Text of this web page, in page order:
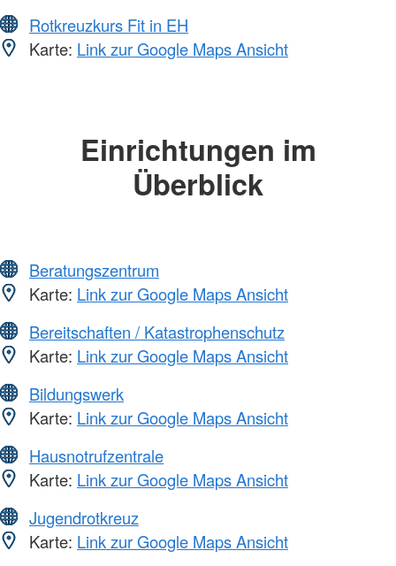
Rotkreuzkurs Fit in EH
Karte: Link zur Google Maps Ansicht
Einrichtungen im
Überblick
Beratungszentrum
Karte: Link zur Google Maps Ansicht
Bereitschaften / Katastrophenschutz
Karte: Link zur Google Maps Ansicht
Bildungswerk
Karte: Link zur Google Maps Ansicht
Hausnotrufzentrale
Karte: Link zur Google Maps Ansicht
Jugendrotkreuz
Karte: Link zur Google Maps Ansicht